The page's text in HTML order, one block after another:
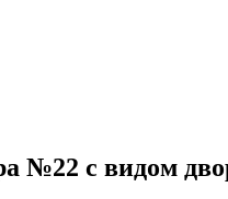
№22 с видом